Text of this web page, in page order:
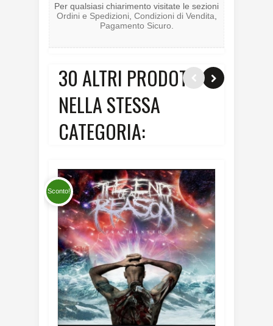
Per qualsiasi chiarimento visitate le sezioni
Ordini e Spedizioni Condizioni di Vendita
Pagamento Sicuro
30 ALTRI PRODOTTI
NELLA STESSA
CATEGORIA:
Sconto!